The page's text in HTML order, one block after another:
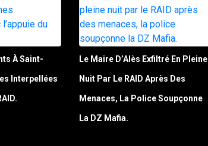
À Saint-
Interpellées
Le Maire D’Alès Exfiltré En Pleine
Nuit Par Le RAID Après Des
Menaces, La Police Soupçonne
La DZ Mafia.